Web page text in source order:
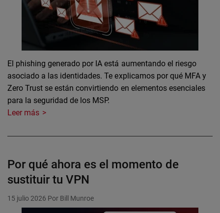
El phishing generado por IA está aumentando el riesgo
asociado a las identidades. Te explicamos por qué MFA y
Zero Trust se están convirtiendo en elementos esenciales
para la seguridad de los MSP.
Leer más
Por qué ahora es el momento de
sustituir tu VPN
15 julio 2026 Por Bill Munroe